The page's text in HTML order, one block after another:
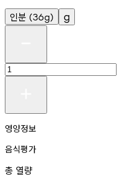
인분 (36g) g
영양정보
음식평가
총 열량